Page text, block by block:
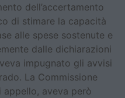
dell’accertamento
di stimare la capacità
alle spese sostenute e
dalle dichiarazioni
impugnato gli avvisi
La Commissione
aveva però